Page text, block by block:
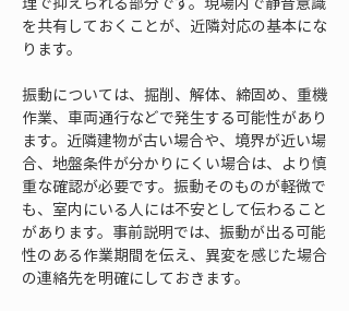
を共有しておくことが、近隣対応の基本にな
ります。
振動については、掘削、解体、締固め、重機
作業、車両通行などで発生する可能性があり
ます。近隣建物が古い場合や、境界が近い場
合、地盤条件が分かりにくい場合は、より慎
重な確認が必要です。振動そのものが軽微で
も、室内にいる人には不安として伝わること
があります。事前説明では、振動が出る可能
性のある作業期間を伝え、異変を感じた場合
の連絡先を明確にしておきます。